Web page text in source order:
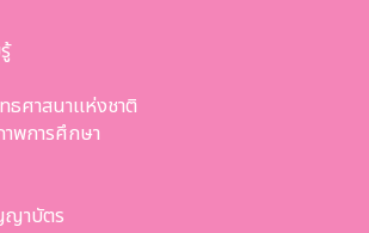
ธศาสนาแห่งชาติ
พการศึกษา
ญาบัตร